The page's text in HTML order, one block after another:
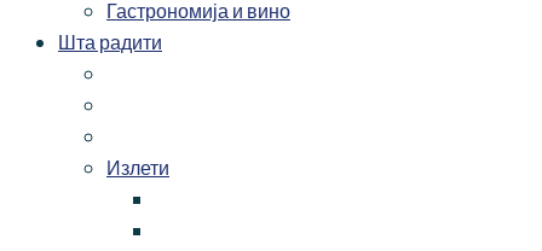
Гастрономија и вино
Шта радити
Излети